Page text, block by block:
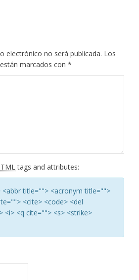
electrónico no será publicada. Los
marcados con *
tags and attributes:
title=""> <acronym title="">
<cite> <code> <del
<i> <q cite=""> <s> <strike>